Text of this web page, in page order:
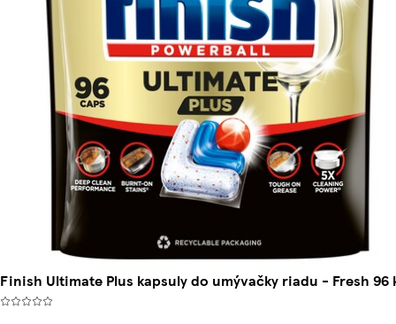
Finish Ultimate Plus kapsuly do umývačky riadu - Fresh 96